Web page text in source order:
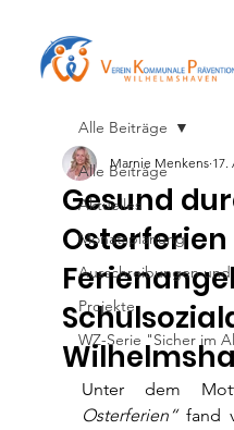
Alle Beiträge
Aktuelles
Monatsplanung
Ausschreibungen
Projekte
WZ-Serie "Sicher im
Alle Beiträge
Gesund
Osterferien
Marnie Menkens 17.
Unter dem
Osterferien“ fand